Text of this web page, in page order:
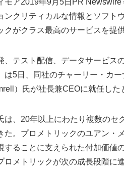
モア2019年9月5日PR Newswire
ンクリティカルな情報とソフト
クがクラス最高のサービスを提
、テスト配信、データサービス
は5日、同社のチャーリー・カ
）氏が社長兼CEOに就任した
は、20年以上にわたり複数のセ
た。プロメトリックのユアン・
することに支えられた付加価値
ロメトリックが次の成長段階に